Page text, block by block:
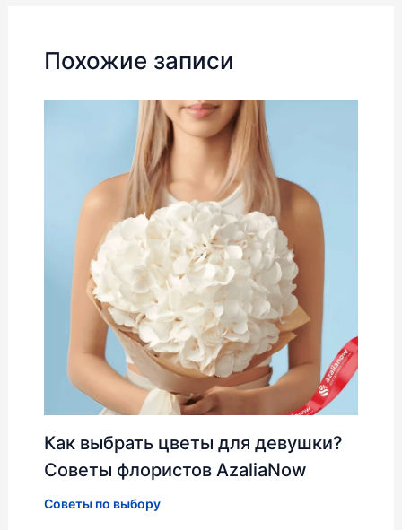
Похожие записи
Как выбрать цветы для девушки?
Советы флористов AzaliaNow
Советы по выбору